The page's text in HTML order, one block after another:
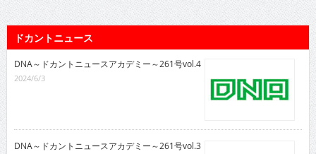
ドカントニュース
DNA～ドカントニュースアカデミー～261号vol.4
2024/6/3
DNA～ドカントニュースアカデミー～261号vol.3